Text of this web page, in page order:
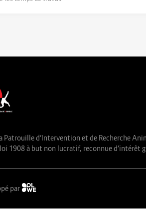
Patrouille d’Intervention et de Recherche
1908 à but non lucratif, reconnue d’intérêt
par